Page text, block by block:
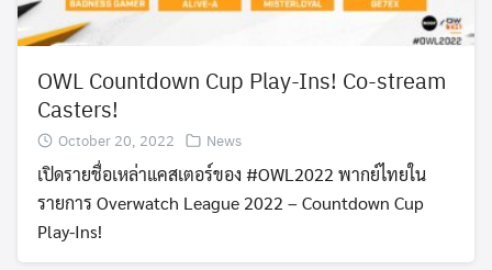
OWL Countdown Cup Play-Ins! Co-stream
Casters!
October 20, 2022 News
เปิดรายชื่อเหล่าแคสเตอร์ของ #OWL2022 พากย์ไทยใน
รายการ Overwatch League 2022 – Countdown Cup
Play-Ins!